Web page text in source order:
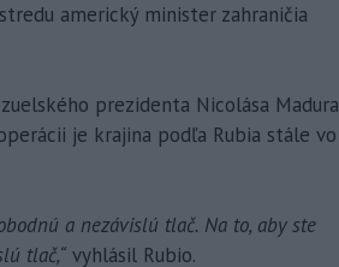
americký minister zahraničia
prezidenta Nicolása Madura
je krajina podľa Rubia stále vo
a nezávislú tlač. Na to, aby ste
tlač,“ vyhlásil Rubio.